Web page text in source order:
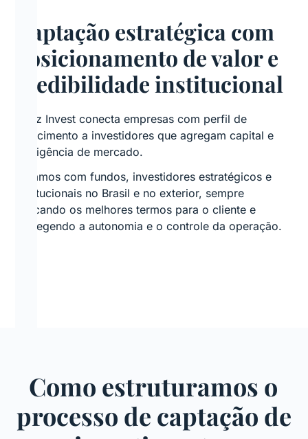
Captação estratégica com
posicionamento de valor e
credibilidade institucional
A Biz Invest conecta empresas com perfil de
crescimento a investidores que agregam capital e
inteligência de mercado.
Atuamos com fundos, investidores estratégicos e
institucionais no Brasil e no exterior, sempre
buscando os melhores termos para o cliente e
protegendo a autonomia e o controle da operação.
Como estruturamos o
processo de captação de